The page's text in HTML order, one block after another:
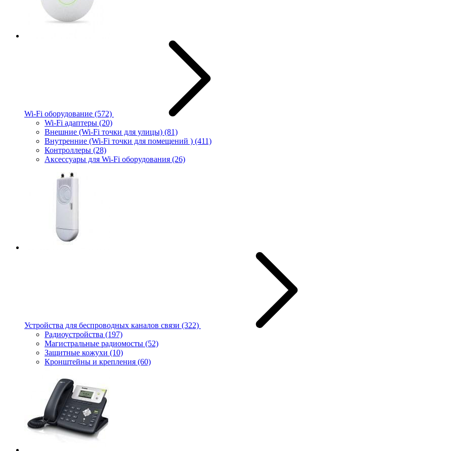
Wi-Fi оборудование (572)
Wi-Fi адаптеры (20)
Внешние (Wi-Fi точки для улицы) (81)
Внутренние (Wi-Fi точки для помещений ) (411)
Контроллеры (28)
Аксессуары для Wi-Fi оборудования (26)
Устройства для беспроводных каналов связи (322)
Радиоустройства (197)
Магистральные радиомосты (52)
Защитные кожухи (10)
Кронштейны и крепления (60)